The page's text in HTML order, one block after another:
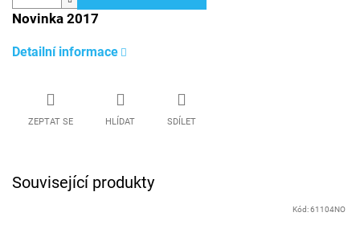
Novinka 2017
Detailní informace
ZEPTAT SE HLÍDAT SDÍLET
Související produkty
Kód:61104NO